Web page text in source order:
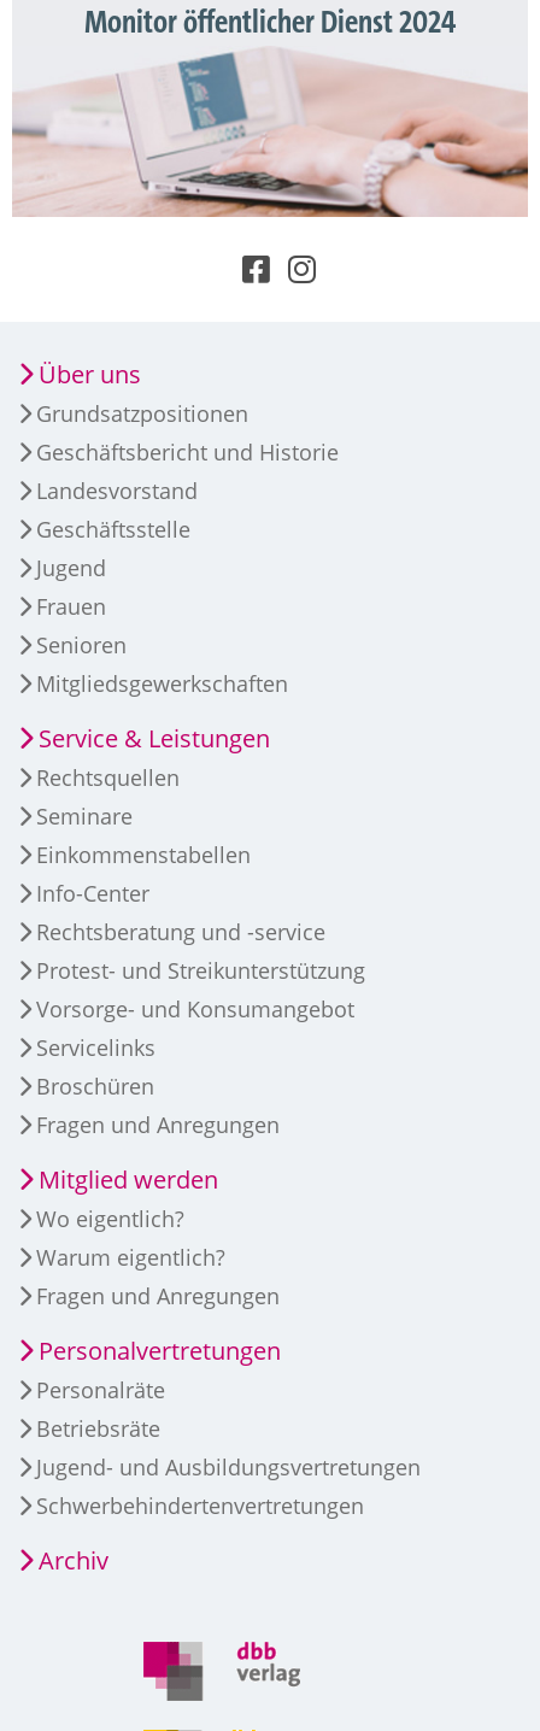
Monitor öffentlicher Dienst 2024
Über uns
Grundsatzpositionen
Geschäftsbericht und Historie
Landesvorstand
Geschäftsstelle
Jugend
Frauen
Senioren
Mitgliedsgewerkschaften
Service & Leistungen
Rechtsquellen
Seminare
Einkommenstabellen
Info-Center
Rechtsberatung und -service
Protest- und Streikunterstützung
Vorsorge- und Konsumangebot
Servicelinks
Broschüren
Fragen und Anregungen
Mitglied werden
Wo eigentlich?
Warum eigentlich?
Fragen und Anregungen
Personalvertretungen
Personalräte
Betriebsräte
Jugend- und Ausbildungsvertretungen
Schwerbehindertenvertretungen
Archiv